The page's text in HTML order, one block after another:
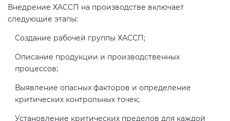
Внедрение ХАССП на производстве включает
следующие этапы:
Создание рабочей группы ХАССП;
Описание продукции и производственных
процессов;
Выявление опасных факторов и определение
критических контрольных точек;
Установление критических пределов для каждой